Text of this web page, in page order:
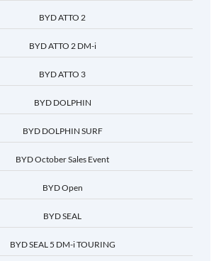
BYD ATTO 2
BYD ATTO 2 DM-i
BYD ATTO 3
BYD DOLPHIN
BYD DOLPHIN SURF
BYD October Sales Event
BYD Open
BYD SEAL
BYD SEAL 5 DM-i TOURING